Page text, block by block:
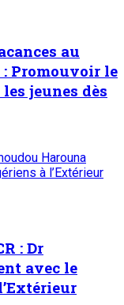
au
Promouvoir le
jeunes dès
Harouna
à l’Extérieur
: Dr
avec le